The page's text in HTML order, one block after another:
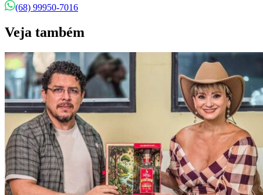
(68) 99950-7016
Veja também